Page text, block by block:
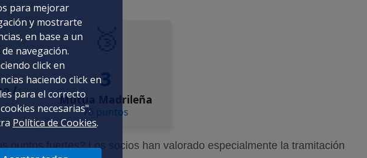
/ 3
Mutua Madrileña
76 puntos
puntos fuertes? Los socios han valorado especialmente la tramitación
para mejorar
y mostrarte
en base a un
navegación.
click en
haciendo click en
para el correcto
necesarias".
Política de Cookies.